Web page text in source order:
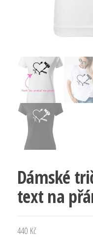
Dámské
text na
440 Kč